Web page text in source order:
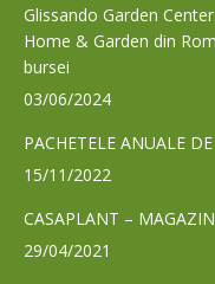
in
new
window
in
new
Glissando Garden
Home & Garden din
bursei
03/06/2024
PACHETELE ANUALE
15/11/2022
CASAPLANT –
29/04/2021